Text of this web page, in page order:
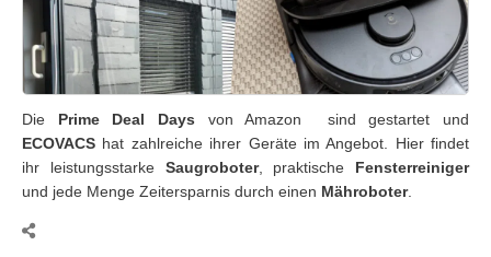
Die Prime Deal Days von Amazon sind gestartet und
ECOVACS hat zahlreiche ihrer Geräte im Angebot. Hier findet
ihr leistungsstarke Saugroboter, praktische Fensterreiniger
und jede Menge Zeitersparnis durch einen Mähroboter.